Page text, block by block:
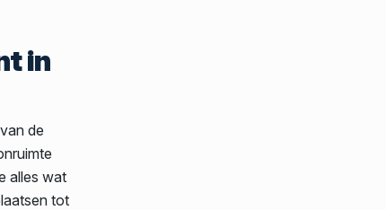
in
de
alles wat
tot